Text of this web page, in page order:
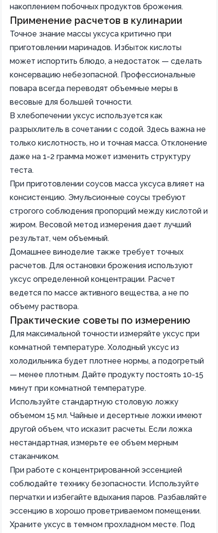
накоплением побочных продуктов брожения.
Применение расчетов в кулинарии
Точное знание массы уксуса критично при
приготовлении маринадов. Избыток кислоты
может испортить блюдо, а недостаток — сделать
консервацию небезопасной. Профессиональные
повара всегда переводят объемные меры в
весовые для большей точности.
В хлебопечении уксус используется как
разрыхлитель в сочетании с содой. Здесь важна не
только кислотность, но и точная масса. Отклонение
даже на 1-2 грамма может изменить структуру
теста.
При приготовлении соусов масса уксуса влияет на
консистенцию. Эмульсионные соусы требуют
строгого соблюдения пропорций между кислотой и
жиром. Весовой метод измерения дает лучший
результат, чем объемный.
Домашнее виноделие также требует точных
расчетов. Для остановки брожения используют
уксус определенной концентрации. Расчет
ведется по массе активного вещества, а не по
объему раствора.
Практические советы по измерению
Для максимальной точности измеряйте уксус при
комнатной температуре. Холодный уксус из
холодильника будет плотнее нормы, а подогретый
— менее плотным. Дайте продукту постоять 10-15
минут при комнатной температуре.
Используйте стандартную столовую ложку
объемом 15 мл. Чайные и десертные ложки имеют
другой объем, что исказит расчеты. Если ложка
нестандартная, измерьте ее объем мерным
стаканчиком.
При работе с концентрированной эссенцией
соблюдайте технику безопасности. Используйте
перчатки и избегайте вдыхания паров. Разбавляйте
эссенцию в хорошо проветриваемом помещении.
Храните уксус в темном прохладном месте. Под